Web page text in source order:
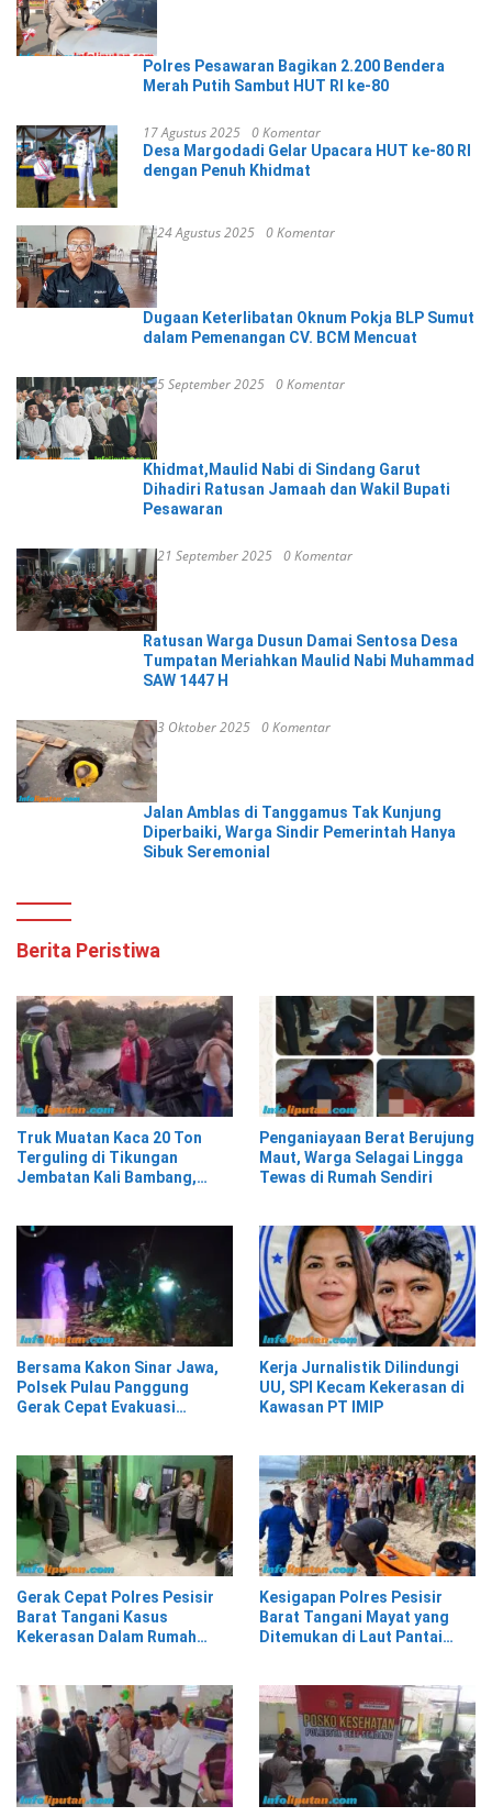
Polres Pesawaran Bagikan 2.200 Bendera
Merah Putih Sambut HUT RI ke-80
17 Agustus 2025 0 Komentar
Desa Margodadi Gelar Upacara HUT ke-80 RI
dengan Penuh Khidmat
24 Agustus 2025 0 Komentar
Dugaan Keterlibatan Oknum Pokja BLP Sumut
dalam Pemenangan CV. BCM Mencuat
5 September 2025 0 Komentar
Khidmat,Maulid Nabi di Sindang Garut
Dihadiri Ratusan Jamaah dan Wakil Bupati
Pesawaran
21 September 2025 0 Komentar
Ratusan Warga Dusun Damai Sentosa Desa
Tumpatan Meriahkan Maulid Nabi Muhammad
SAW 1447 H
3 Oktober 2025 0 Komentar
Jalan Amblas di Tanggamus Tak Kunjung
Diperbaiki, Warga Sindir Pemerintah Hanya
Sibuk Seremonial
Berita Peristiwa
Truk Muatan Kaca 20 Ton
Terguling di Tikungan
Jembatan Kali Bambang,
Penganiayaan Berat Berujung
Maut, Warga Selagai Lingga
Tewas di Rumah Sendiri
Bersama Kakon Sinar Jawa,
Polsek Pulau Panggung
Gerak Cepat Evakuasi
Kerja Jurnalistik Dilindungi
UU, SPI Kecam Kekerasan di
Kawasan PT IMIP
Gerak Cepat Polres Pesisir
Barat Tangani Kasus
Kekerasan Dalam Rumah
Kesigapan Polres Pesisir
Barat Tangani Mayat yang
Ditemukan di Laut Pantai